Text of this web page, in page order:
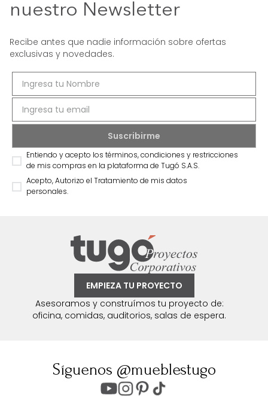
nuestro Newsletter
Recibe antes que nadie información sobre ofertas
exclusivas y novedades.
Entiendo y acepto los términos, condiciones y restricciones
de mis compras en la plataforma de Tugó S.A.S.
Acepto, Autorizo el Tratamiento de mis datos
personales.
EMPIEZA TU PROYECTO
Asesoramos y construímos tu proyecto de:
oficina, comidas, auditorios, salas de espera.
Síguenos @mueblestugo